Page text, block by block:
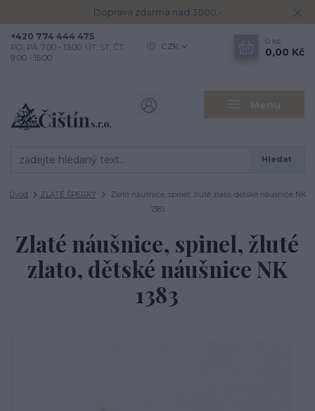
Doprava zdarma nad 3000,-
Menu
CZK
Hledat
+420 774 444 475
PO, PÁ: 7.00 - 13.00, ÚT, ST, ČT:
9.00 - 15.00
0 ks
0,00 Kč
Úvod ZLATÉ ŠPERKY
Zlaté náušnice, spinel, žluté zlato, dětské náušnice NK
1383
Zlaté náušnice, spinel, žluté
zlato, dětské náušnice NK
1383